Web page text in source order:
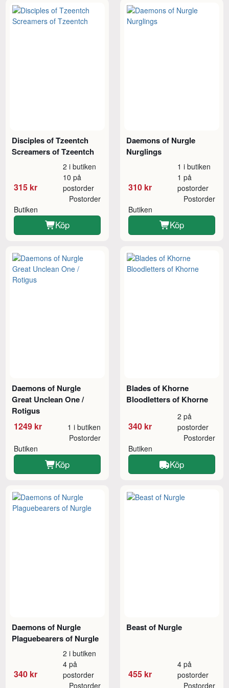
Disciples of Tzeentch
Screamers of Tzeentch
315 kr
2 i butiken
10 på
postorder
Butiken
Postorder
Köp
Daemons of Nurgle
Nurglings
310 kr
1 i butiken
1 på
postorder
Butiken
Postorder
Köp
Daemons of Nurgle
Great Unclean One /
Rotigus
1249 kr 1 i butiken
Butiken
Postorder
Köp
Blades of Khorne
Bloodletters of Khorne
340 kr
2 på
postorder
Butiken
Postorder
Köp
Daemons of Nurgle
Plaguebearers of Nurgle
340 kr
2 i butiken
4 på
postorder
Postorder
Beast of Nurgle
455 kr
4 på
postorder
Postorder